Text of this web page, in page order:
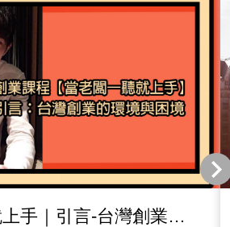
手｜引言-台灣創業的